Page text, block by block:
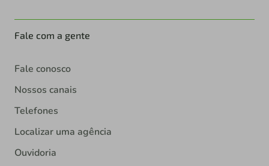
Fale com a gente
Fale conosco
Nossos canais
Telefones
Localizar uma agência
Ouvidoria